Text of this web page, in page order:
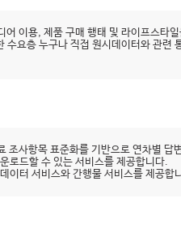
이용, 제품 구매 행태 및 라이프스타
요층 누구나 직접 원시데이터와 관련
사항목 표준화를 기반으로 연차별 답
로드할 수 있는 서비스를 제공합니다.
이터 서비스와 간행물 서비스를 제공합